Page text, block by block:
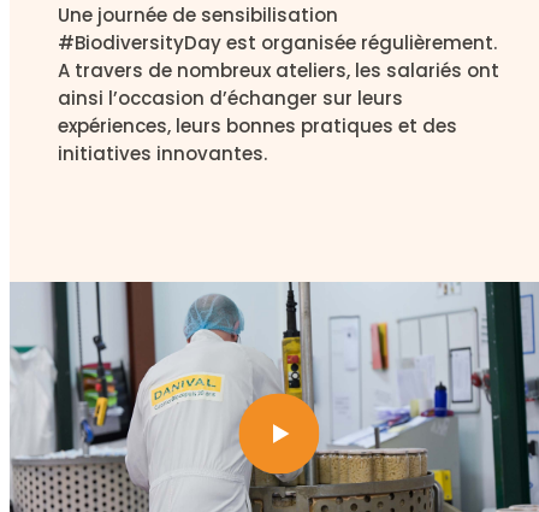
Une journée de sensibilisation
#BiodiversityDay est organisée régulièrement.
A travers de nombreux ateliers, les salariés ont
ainsi l’occasion d’échanger sur leurs
expériences, leurs bonnes pratiques et des
initiatives innovantes.